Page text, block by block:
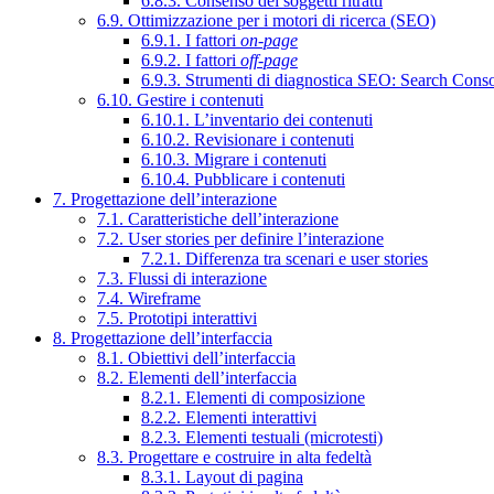
6.9. Ottimizzazione per i motori di ricerca (SEO)
6.9.1. I fattori on-page
6.9.2. I fattori off-page
6.9.3. Strumenti di diagnostica SEO: Search
6.10. Gestire i contenuti
6.10.1. L’inventario dei contenuti
6.10.2. Revisionare i contenuti
6.10.3. Migrare i contenuti
6.10.4. Pubblicare i contenuti
7. Progettazione dell’interazione
7.1. Caratteristiche dell’interazione
7.2. User stories per definire l’interazione
7.2.1. Differenza tra scenari e user stories
7.3. Flussi di interazione
7.4. Wireframe
7.5. Prototipi interattivi
8. Progettazione dell’interfaccia
8.1. Obiettivi dell’interfaccia
8.2. Elementi dell’interfaccia
8.2.1. Elementi di composizione
8.2.2. Elementi interattivi
8.2.3. Elementi testuali (microtesti)
8.3. Progettare e costruire in alta fedeltà
8.3.1. Layout di pagina